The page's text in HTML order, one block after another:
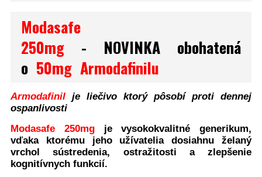
Modasafe
250mg - NOVINKA obohatená
o 50mg Armodafinilu
Armodafinil je liečivo ktorý pôsobí proti dennej
ospanlivosti
Modasafe 250mgje vysokokvalitné generikum,
vďaka ktorému jeho užívatelia dosiahnu želaný
vrchol sústredenia, ostražitosti a zlepšenie
kognitívnych funkcií.